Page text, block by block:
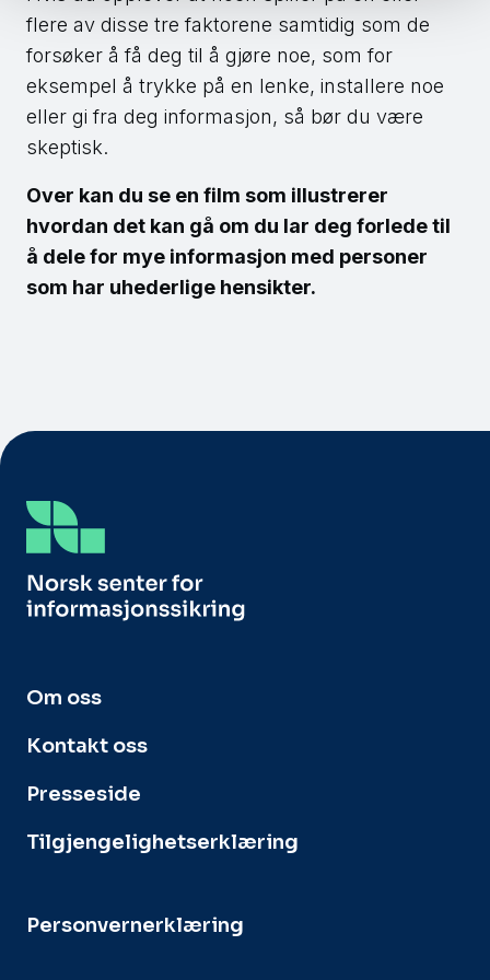
flere av disse tre faktorene samtidig som de
forsøker å få deg til å gjøre noe, som for
eksempel å trykke på en lenke, installere noe
eller gi fra deg informasjon, så bør du være
skeptisk.
Over kan du se en film som illustrerer
hvordan det kan gå om du lar deg forlede til
å dele for mye informasjon med personer
som har uhederlige hensikter.
Om oss
Kontakt oss
Presseside
Tilgjengelighetserklæring
Personvernerklæring